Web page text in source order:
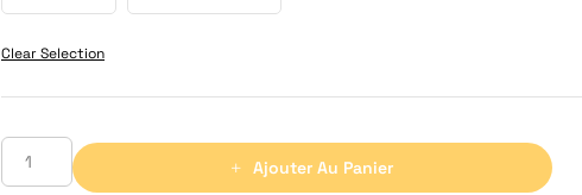
Clear Selection
Ajouter Au Panier